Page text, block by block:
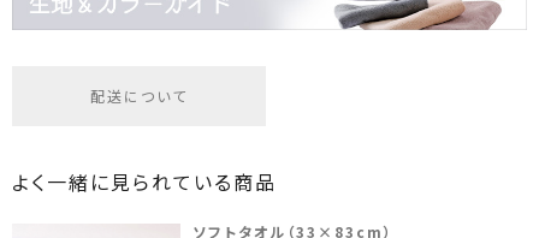
配送について
よく一緒に見られている商品
ソフトタオル（33×83cm）